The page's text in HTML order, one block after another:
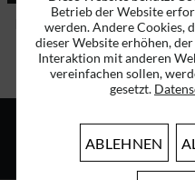
Ich habe die
Betrieb der Website
werden. Andere Cookies,
dieser Website erhöhen,
Interaktion mit anderen
vereinfachen sollen,
gesetzt.
ABLEHNEN